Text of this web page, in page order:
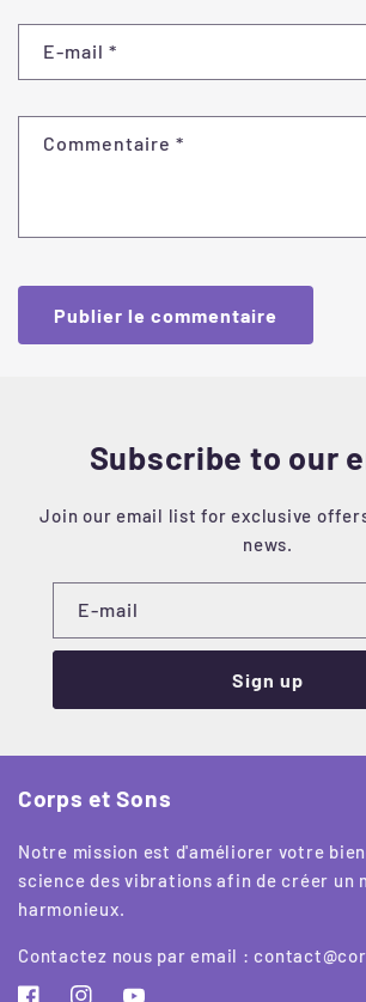
E-mail *
Commentaire *
Subscribe to our
Join our email list for exclusive
news.
E-mail
Sign up
Corps et Sons
Notre mission est d'améliorer votre
science des vibrations afin de créer un
harmonieux.
Contactez nous par email :